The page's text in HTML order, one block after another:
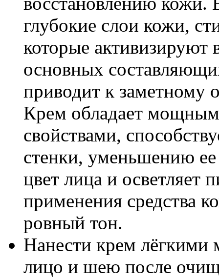
глубокие слои кожи,
которые активизируют
основных
приводит к
Крем обладает
свойствами,
стенки, уменьшению
цвет лица и осветляет
применения средства
ровный тон.
Нанести крем
лицо и шею после